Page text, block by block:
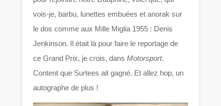
vois-je, barbu, lunettes embuées et anorak sur
le dos comme aux Mille Miglia 1955 : Denis
Jenkinson. Il était là pour faire le reportage de
ce Grand Prix, je crois, dansMotorsport.
Content que Surtees ait gagné. Et allez hop, un
autographe de plus !